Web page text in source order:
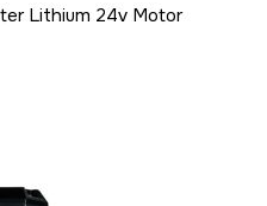
Lithium 24v Motor